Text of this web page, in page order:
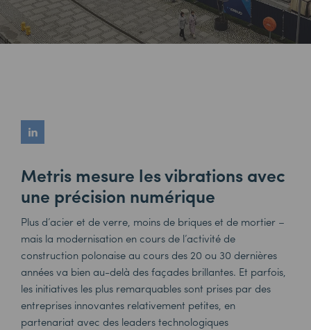
Metris mesure les vibrations avec
une précision numérique
Plus d’acier et de verre, moins de briques et de mortier –
mais la modernisation en cours de l’activité de
construction polonaise au cours des 20 ou 30 dernières
années va bien au-delà des façades brillantes. Et parfois,
les initiatives les plus remarquables sont prises par des
entreprises innovantes relativement petites, en
partenariat avec des leaders technologiques